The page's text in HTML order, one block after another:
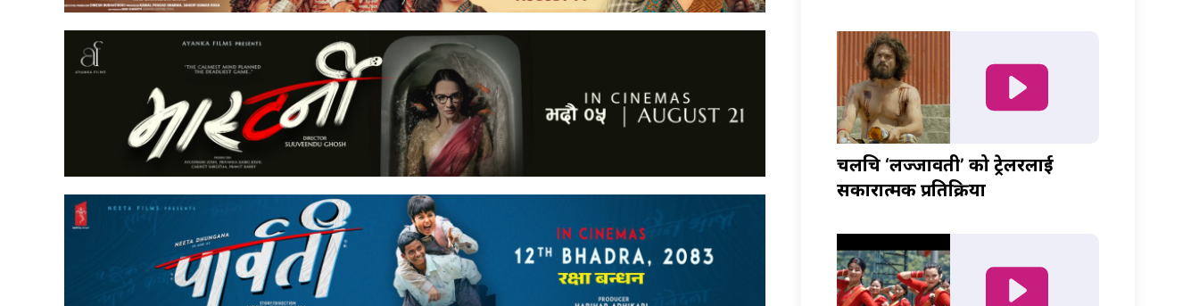
चलचित्र ‘लज्जावती’ को ट्रेलरलाई
सकारात्मक प्रतिक्रिया